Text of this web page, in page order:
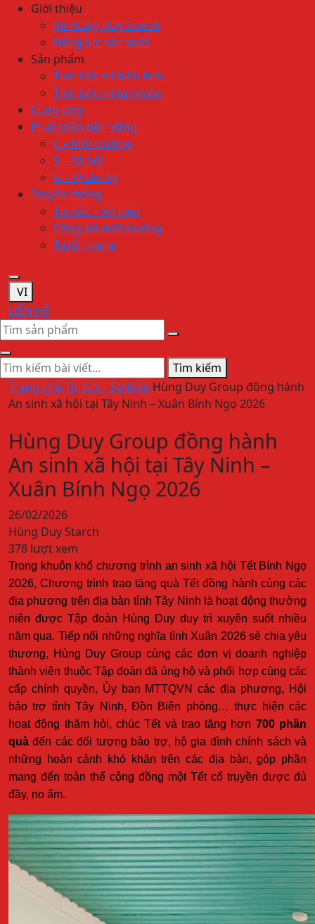
Giới thiệu
Về Hùng Duy Starch
Năng lực sản xuất
Sản phẩm
Tinh bột mì biến tính
Tinh bột mì tự nhiên
Cung ứng
Phát triển bền vững
E – Môi trường
S – Xã hội
G – Quản trị
Truyền thông
Tin tức – Sự kiện
Công bố môi trường
Tuyển dụng
VI
LIÊN HỆ
Tìm kiếm
Trang chủ Tin tức - Sự kiện Hùng Duy Group đồng hành
An sinh xã hội tại Tây Ninh – Xuân Bính Ngọ 2026
Hùng Duy Group đồng hành
An sinh xã hội tại Tây Ninh –
Xuân Bính Ngọ 2026
26/02/2026
Hùng Duy Starch
378 lượt xem
Trong khuôn khổ chương trình an sinh xã hội Tết Bính Ngọ
2026, Chương trình trao tặng quà Tết đồng hành cùng các
địa phương trên địa bàn tỉnh Tây Ninh là hoạt động thường
niên được Tập đoàn Hùng Duy duy trì xuyên suốt nhiều
năm qua. Tiếp nối những nghĩa tình Xuân 2026 sẻ chia yêu
thương, Hùng Duy Group cùng các đơn vị doanh nghiệp
thành viên thuộc Tập đoàn đã ủng hộ và phối hợp cùng các
cấp chính quyền, Ủy ban MTTQVN các địa phương, Hội
bảo trợ tỉnh Tây Ninh, Đồn Biên phòng… thực hiện các
hoạt động thăm hỏi, chúc Tết và trao tặng hơn 700 phần
quàđến các đối tượng bảo trợ, hộ gia đình chính sách và
những hoàn cảnh khó khăn trên các địa bàn, góp phần
mang đến toàn thể cộng đồng một Tết cổ truyền được đủ
đầy, no ấm.